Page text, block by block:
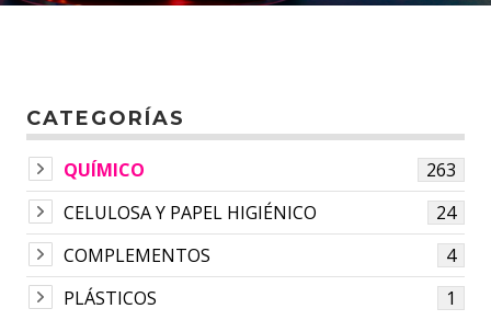
CATEGORÍAS
QUÍMICO
263
CELULOSA Y PAPEL HIGIÉNICO
24
COMPLEMENTOS
4
PLÁSTICOS
1